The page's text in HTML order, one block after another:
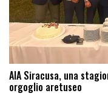
AIA Siracusa, una
orgoglio aretuseo